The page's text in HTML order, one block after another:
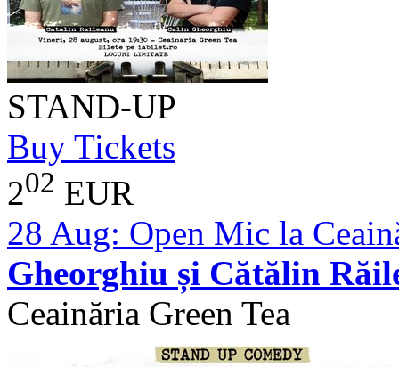
STAND-UP
Buy Tickets
202 EUR
28 Aug: Open Mic la
Gheorghiu și Cătălin
Ceainăria Green Tea